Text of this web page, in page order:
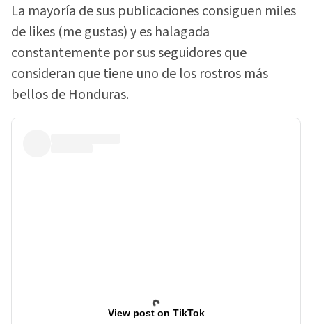
La mayoría de sus publicaciones consiguen miles
de likes (me gustas) y es halagada
constantemente por sus seguidores que
consideran que tiene uno de los rostros más
bellos de Honduras.
View post on TikTok